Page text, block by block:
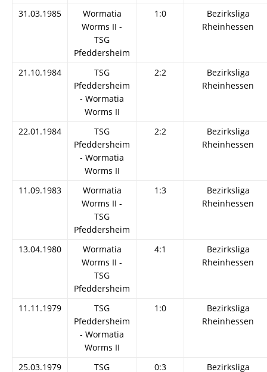
31.03.1985
Wormatia
Worms II -
TSG
Pfeddersheim
1:0
Bezirksliga
Rheinhessen
21.10.1984
TSG
Pfeddersheim
- Wormatia
Worms II
2:2
Bezirksliga
Rheinhessen
22.01.1984
TSG
Pfeddersheim
- Wormatia
Worms II
2:2
Bezirksliga
Rheinhessen
11.09.1983
Wormatia
Worms II -
TSG
Pfeddersheim
1:3
Bezirksliga
Rheinhessen
13.04.1980
Wormatia
Worms II -
TSG
Pfeddersheim
4:1
Bezirksliga
Rheinhessen
11.11.1979
TSG
Pfeddersheim
- Wormatia
Worms II
1:0
Bezirksliga
Rheinhessen
25.03.1979
TSG
0:3
Bezirksliga